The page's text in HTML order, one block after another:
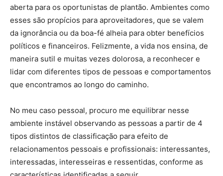
aberta para os oportunistas de plantão. Ambientes como
esses são propícios para aproveitadores, que se valem
da ignorância ou da boa-fé alheia para obter benefícios
políticos e financeiros. Felizmente, a vida nos ensina, de
maneira sutil e muitas vezes dolorosa, a reconhecer e
lidar com diferentes tipos de pessoas e comportamentos
que encontramos ao longo do caminho.
No meu caso pessoal, procuro me equilibrar nesse
ambiente instável observando as pessoas a partir de 4
tipos distintos de classificação para efeito de
relacionamentos pessoais e profissionais: interessantes,
interessadas, interesseiras e ressentidas, conforme as